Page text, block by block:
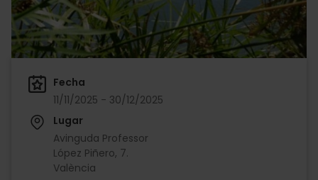
Fecha
11/11/2025 - 30/12/2025
Lugar
Avinguda Professor
López Piñero, 7.
València